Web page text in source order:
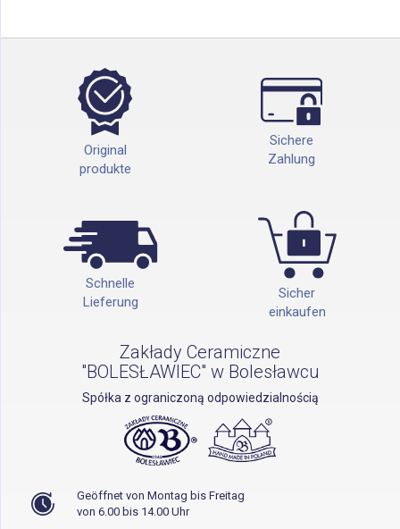
Original
produkte
Sichere
Zahlung
Schnelle
Lieferung
Sicher
einkaufen
Zakłady Ceramiczne
"BOLESŁAWIEC" w Bolesławcu
Spółka z ograniczoną odpowiedzialnością
Geöffnet von Montag bis Freitag
von 6.00 bis 14.00 Uhr